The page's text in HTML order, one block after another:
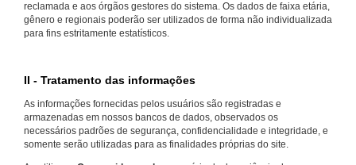
reclamada e aos órgãos gestores do sistema. Os dados de faixa etária,
gênero e regionais poderão ser utilizados de forma não individualizada
para fins estritamente estatísticos.
II - Tratamento das informações
As informações fornecidas pelos usuários são registradas e
armazenadas em nossos bancos de dados, observados os
necessários padrões de segurança, confidencialidade e integridade, e
somente serão utilizadas para as finalidades próprias do site.